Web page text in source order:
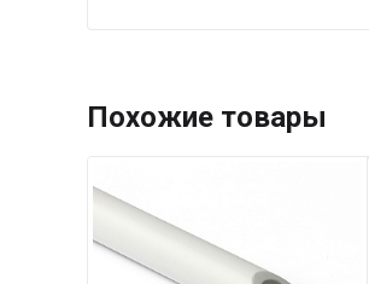
Похожие товары